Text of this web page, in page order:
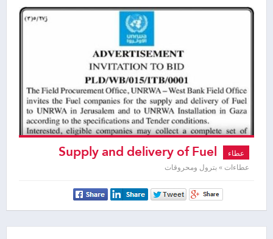
عطاء
عطاءات » بترول ومحروقات